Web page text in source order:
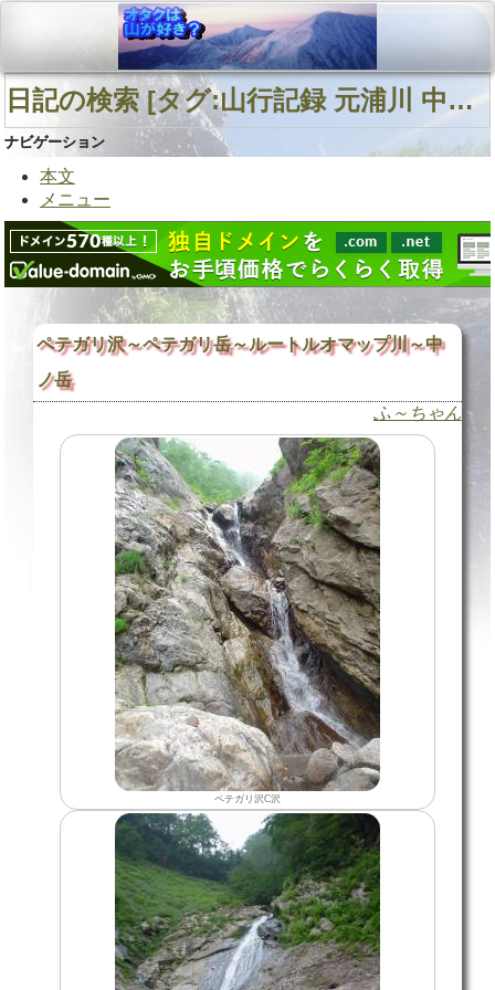
日記の検索 [タグ:山行記録 元浦川 中ノ岳 ルートルオマップ川支六ノ沢] 01～01(01件中)
ナビゲーション
本文
メニュー
ペテガリ沢～ペテガリ岳～ルートルオマップ川～中
ノ岳
ふ～ちゃん
ペテガリ沢C沢